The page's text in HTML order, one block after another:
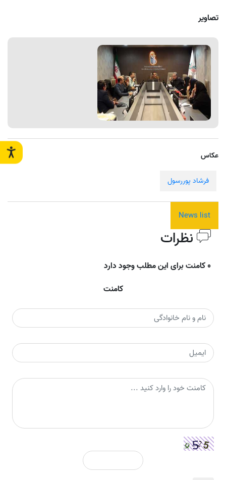
تصاویر
عکاس
فرشاد پوررسول
News list
نظرات
0 کامنت برای این مطلب وجود دارد
کامنت